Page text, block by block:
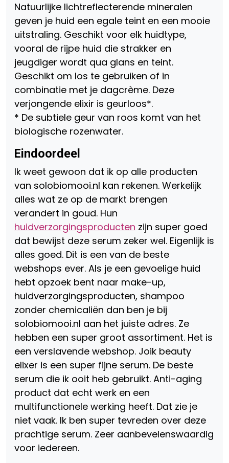
Natuurlijke lichtreflecterende mineralen
geven je huid een egale teint en een mooie
uitstraling. Geschikt voor elk huidtype,
vooral de rijpe huid die strakker en
jeugdiger wordt qua glans en teint.
Geschikt om los te gebruiken of in
combinatie met je dagcrème. Deze
verjongende elixir is geurloos*.
* De subtiele geur van roos komt van het
biologische rozenwater.
Eindoordeel
Ik weet gewoon dat ik op alle producten
van solobiomooi.nl kan rekenen. Werkelijk
alles wat ze op de markt brengen
verandert in goud. Hun
huidverzorgingsproducten zijn super goed
dat bewijst deze serum zeker wel. Eigenlijk is
alles goed. Dit is een van de beste
webshops ever. Als je een gevoelige huid
hebt opzoek bent naar make-up,
huidverzorgingsproducten, shampoo
zonder chemicaliën dan ben je bij
solobiomooi.nl aan het juiste adres. Ze
hebben een super groot assortiment. Het is
een verslavende webshop. Joik beauty
elixer is een super fijne serum. De beste
serum die ik ooit heb gebruikt. Anti-aging
product dat echt werk en een
multifunctionele werking heeft. Dat zie je
niet vaak. Ik ben super tevreden over deze
prachtige serum. Zeer aanbevelenswaardig
voor iedereen.